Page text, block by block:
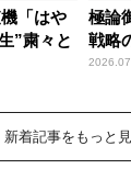
「はや
”粛々と
極論
戦略
新着記事をもっと